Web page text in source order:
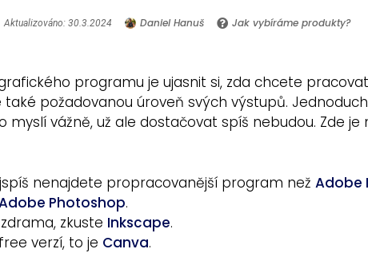
Aktualizováno: 30.3.2024 Daniel Hanuš Jak vybíráme produkty?
programu je ujasnit si, zda chcete
požadovanou úroveň svých výstupů.
vážně, už ale dostačovat spíš nebudou. Zde je
nenajdete propracovanější program než Adobe
Photoshop.
zkuste Inkscape.
verzí, to je Canva.